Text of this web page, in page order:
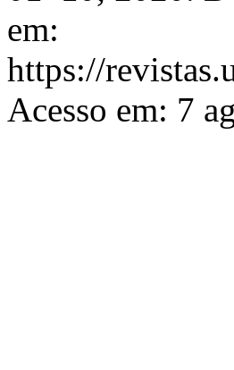
em:
https://
Acesso em: 7